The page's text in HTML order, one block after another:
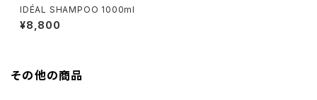
IDÉAL SHAMPOO 1000ml
¥8,800
その他の商品